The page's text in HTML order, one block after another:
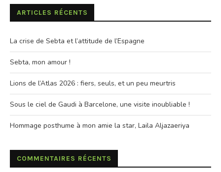
ARTICLES RÉCENTS
La crise de Sebta et l’attitude de l’Espagne
Sebta, mon amour !
Lions de l’Atlas 2026 : fiers, seuls, et un peu meurtris
Sous le ciel de Gaudi à Barcelone, une visite inoubliable !
Hommage posthume à mon amie la star, Laila Aljazaeriya
COMMENTAIRES RÉCENTS